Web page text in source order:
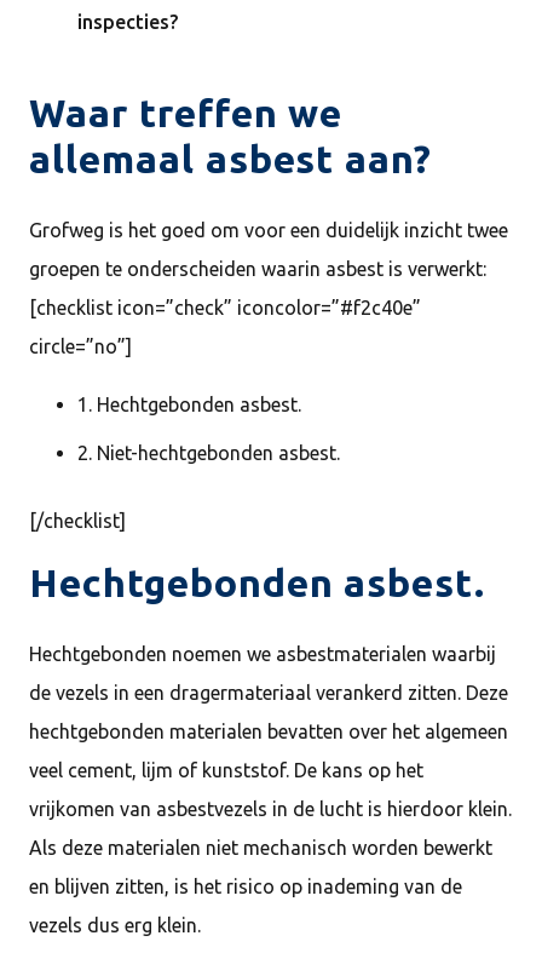
inspecties?
Waar treffen we
allemaal asbest aan?
Grofweg is het goed om voor een duidelijk inzicht twee
groepen te onderscheiden waarin asbest is verwerkt:
[checklist icon=”check” iconcolor=”#f2c40e”
circle=”no”]
1. Hechtgebonden asbest.
2. Niet-hechtgebonden asbest.
[/checklist]
Hechtgebonden asbest.
Hechtgebonden noemen we asbestmaterialen waarbij
de vezels in een dragermateriaal verankerd zitten. Deze
hechtgebonden materialen bevatten over het algemeen
veel cement, lijm of kunststof. De kans op het
vrijkomen van asbestvezels in de lucht is hierdoor klein.
Als deze materialen niet mechanisch worden bewerkt
en blijven zitten, is het risico op inademing van de
vezels dus erg klein.